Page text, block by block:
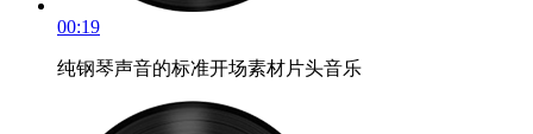
00:19
纯钢琴声音的标准开场素材片头音乐